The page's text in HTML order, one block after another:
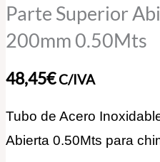
Parte Superior
200mm 0.50Mts
48,45€C/IVA
Tubo de Acero
Abierta 0.50Mts para
Parte
Superior
150mm-
0.50Mts
cantidad